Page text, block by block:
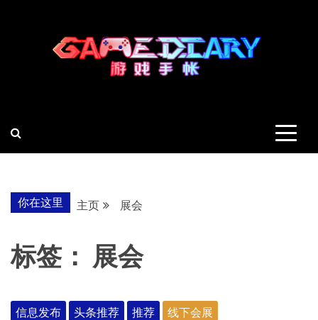
你在这里 主页 展会
标签： 展会
信息发布 头条推荐 推荐 线下会展